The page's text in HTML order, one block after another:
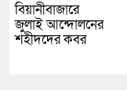
বিয়ানীবাজারে
জুলাই আন্দোলনের
শহীদদের কবর